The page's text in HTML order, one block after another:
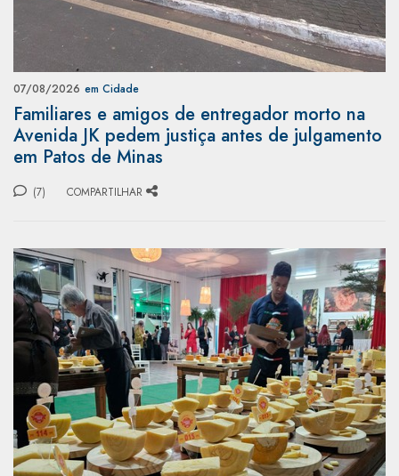
07/08/2026 em Cidade
Familiares e amigos de entregador morto na
Avenida JK pedem justiça antes de julgamento
em Patos de Minas
(7) COMPARTILHAR